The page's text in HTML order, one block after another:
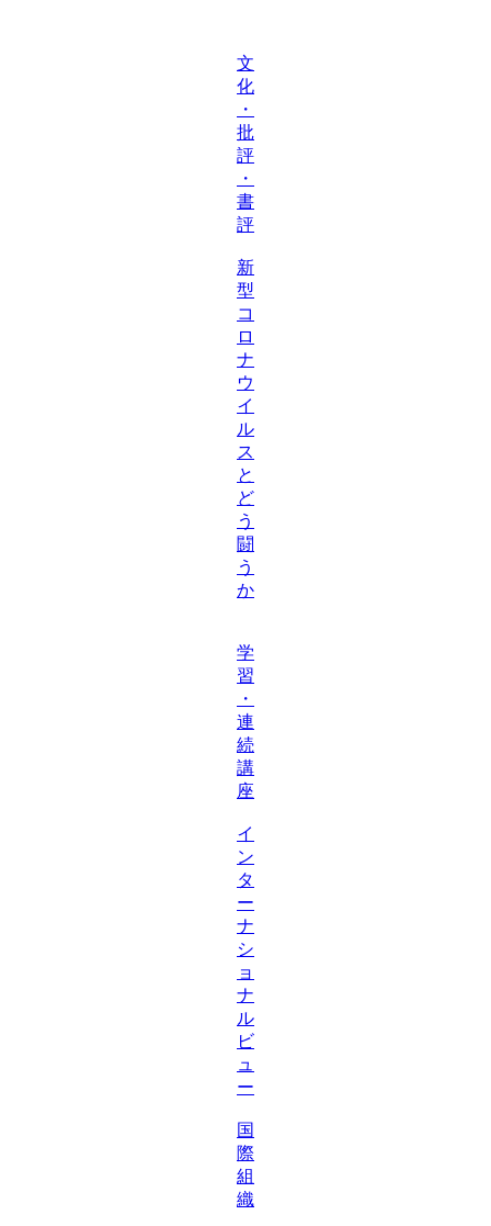
文
化
・
批
評
・
書
評
新
型
コ
ロ
ナ
ウ
イ
ル
ス
と
ど
う
闘
う
か
学
習
・
連
続
講
座
イ
ン
タ
ー
ナ
シ
ョ
ナ
ル
ビ
ュ
ー
国
際
組
織